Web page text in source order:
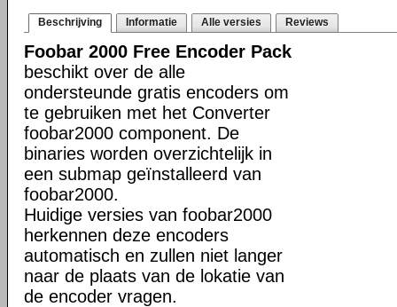
Beschrijving Informatie Alle versies Reviews
Foobar 2000 Free Encoder Pack
beschikt over de alle
ondersteunde gratis encoders om
te gebruiken met het Converter
foobar2000 component. De
binaries worden overzichtelijk in
een submap geïnstalleerd van
foobar2000.
Huidige versies van foobar2000
herkennen deze encoders
automatisch en zullen niet langer
naar de plaats van de lokatie van
de encoder vragen.